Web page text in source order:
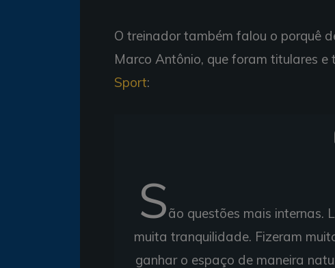
O treinador também falou o porquê
Marco Antônio, que foram titulares
Sport:
São questões mais internas.
muita tranquilidade. Fizeram
ganhar o espaço de maneira